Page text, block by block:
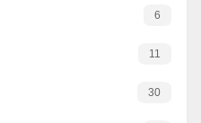
6
11
30